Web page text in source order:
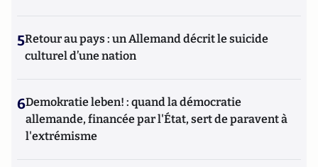
5Retour au pays : un Allemand décrit le suicide
culturel d’une nation
6Demokratie leben! : quand la démocratie
allemande, financée par l'État, sert de paravent à
l'extrémisme